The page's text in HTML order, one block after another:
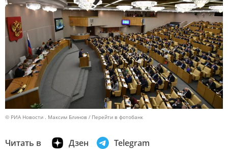
© РИА Новости . Максим Блинов Перейти в фотобанк
Читать в Дзен Telegram